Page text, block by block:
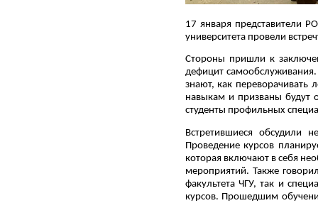
17 января представители
университета провели
Стороны пришли к
дефицит
знают, как переворачивать
навыкам и призваны будут
студенты профильных
Встретившиеся обсудили
Проведение курсов
которая включают в себя
мероприятий. Также
факультета ЧГУ, так и
курсов. Прошедшим